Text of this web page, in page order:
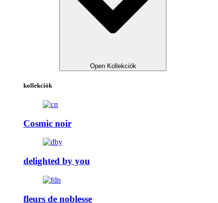
Open Kollekciók
kollekciók
Cosmic noir
delighted by you
fleurs de noblesse